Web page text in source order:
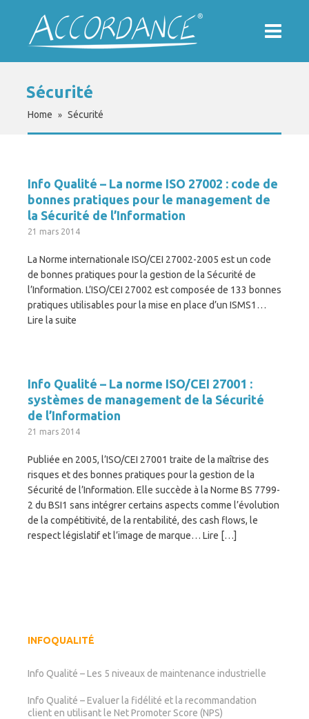
Sécurité
Home » Sécurité
Info Qualité – La norme ISO 27002 : code de
bonnes pratiques pour le management de
la Sécurité de l’Information
21 mars 2014
La Norme internationale ISO/CEI 27002-2005 est un code
de bonnes pratiques pour la gestion de la Sécurité de
l’Information. L’ISO/CEI 27002 est composée de 133 bonnes
pratiques utilisables pour la mise en place d’un ISMS1…
Lire la suite
Info Qualité – La norme ISO/CEI 27001 :
systèmes de management de la Sécurité
de l’Information
21 mars 2014
Publiée en 2005, l’ISO/CEI 27001 traite de la maîtrise des
risques et des bonnes pratiques pour la gestion de la
Sécurité de l’Information. Elle succède à la Norme BS 7799-
2 du BSI1 sans intégrer certains aspects comme l’évolution
de la compétitivité, de la rentabilité, des cash flows, le
respect législatif et l’image de marque… Lire […]
INFOQUALITÉ
Info Qualité – Les 5 niveaux de maintenance industrielle
Info Qualité – Evaluer la fidélité et la recommandation
client en utilisant le Net Promoter Score (NPS)